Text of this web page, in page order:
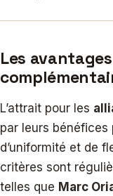
Les
L’attrait pour les
par leurs
d’uniformité et de
critères sont
telles que Marc